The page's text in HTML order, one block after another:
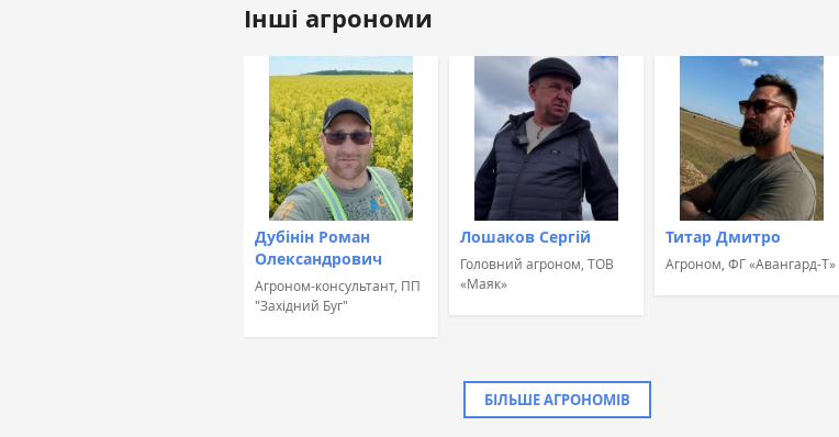
Інші агрономи
Дубінін Роман
Олександрович
Агроном-консультант, ПП
"Західний Буг"
Лошаков Сергій
Головний агроном, ТОВ
«Маяк»
Титар Дмитро
Агроном, ФГ «Авангард-Т»
БІЛЬШЕ АГРОНОМІВ